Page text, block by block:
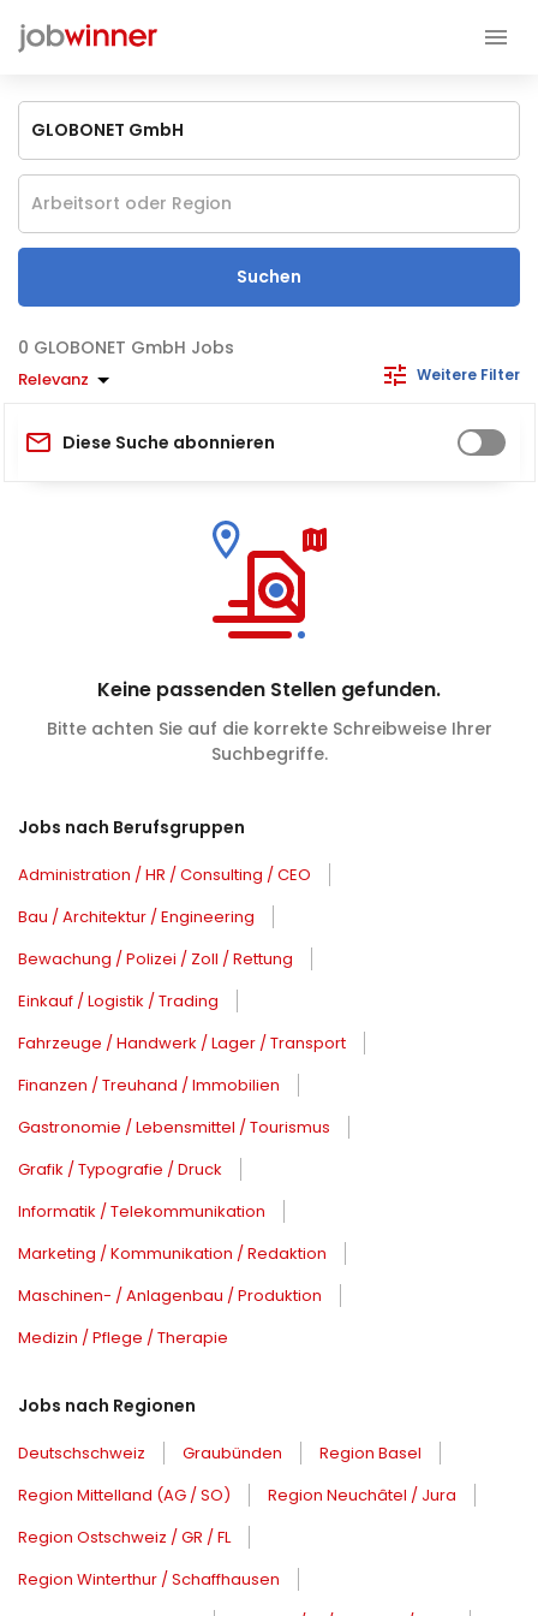
Suchen
GLOBONET GmbH Jobs
Relevanz Weitere Filter
Diese Suche abonnieren
Keine passenden Stellen gefunden.
Bitte achten Sie auf die korrekte Schreibweise Ihrer
Suchbegriffe.
Jobs nach Berufsgruppen
Administration / HR / Consulting / CEO
Bau / Architektur / Engineering
Bewachung / Polizei / Zoll / Rettung
Einkauf / Logistik / Trading
Fahrzeuge / Handwerk / Lager / Transport
Finanzen / Treuhand / Immobilien
Gastronomie / Lebensmittel / Tourismus
Grafik / Typografie / Druck
Informatik / Telekommunikation
Marketing / Kommunikation / Redaktion
Maschinen- / Anlagenbau / Produktion
Medizin / Pflege / Therapie
Jobs nach Regionen
Deutschschweiz Graubünden
Region Basel
Region Mittelland (AG / SO)
Region Neuchâtel / Jura
Region Ostschweiz / GR / FL
Region Winterthur / Schaffhausen